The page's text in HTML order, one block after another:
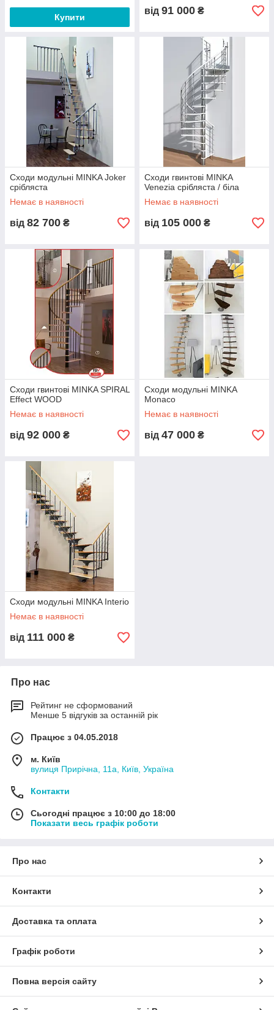
Купити
від 91 000 ₴
Сходи модульні MINKA Joker
срібляста
Немає в наявності
від 82 700 ₴
Сходи гвинтові MINKA
Venezia срібляста / біла
Немає в наявності
від 105 000 ₴
Сходи гвинтові MINKA SPIRAL
Effect WOOD
Немає в наявності
від 92 000 ₴
Сходи модульні MINKA
Monaco
Немає в наявності
від 47 000 ₴
Сходи модульні MINKA Interio
Немає в наявності
від 111 000 ₴
Про нас
Рейтинг не сформований
Менше 5 відгуків за останній рік
Працює з 04.05.2018
м. Київ
вулиця Прирічна, 11а, Київ, Україна
Контакти
Сьогодні працює з 10:00 до 18:00
Показати весь графік роботи
Про нас
Контакти
Доставка та оплата
Графік роботи
Повна версія сайту